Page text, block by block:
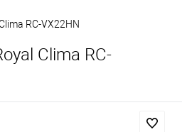
RC-VX22HN
Clima RC-